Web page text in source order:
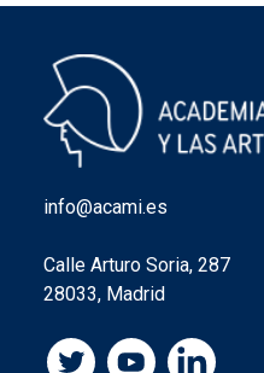
info@acami.es
Calle Arturo Soria, 287
28033, Madrid